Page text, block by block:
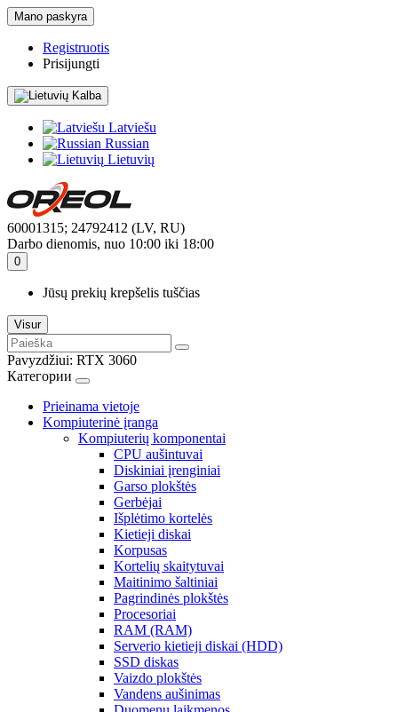
Mano paskyra
Registruotis
Prisijungti
Kalba
Latviešu
Russian
Lietuvių
60001315; 24792412 (LV, RU)
Darbo dienomis, nuo 10:00 iki 18:00
0
Jūsų prekių krepšelis tuščias
Visur
Pavyzdžiui: RTX 3060
Категории
Prieinama vietoje
Kompiuterinė įranga
Kompiuterių komponentai
CPU aušintuvai
Diskiniai įrenginiai
Garso plokštės
Gerbėjai
Išplėtimo kortelės
Kietieji diskai
Korpusas
Kortelių skaitytuvai
Maitinimo šaltiniai
Pagrindinės plokštės
Procesoriai
RAM (RAM)
Serverio kietieji diskai (HDD)
SSD diskas
Vaizdo plokštės
Vandens aušinimas